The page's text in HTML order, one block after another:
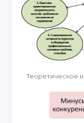
Теоретическое